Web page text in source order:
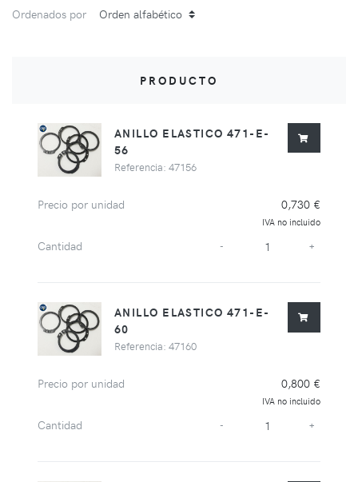
Ordenados por
PRODUCTO
ANILLO ELASTICO 471-E-
56
Referencia: 47156
Precio por unidad 0,730 €
IVA no incluido
Cantidad - +
ANILLO ELASTICO 471-E-
60
Referencia: 47160
Precio por unidad 0,800 €
IVA no incluido
Cantidad - +